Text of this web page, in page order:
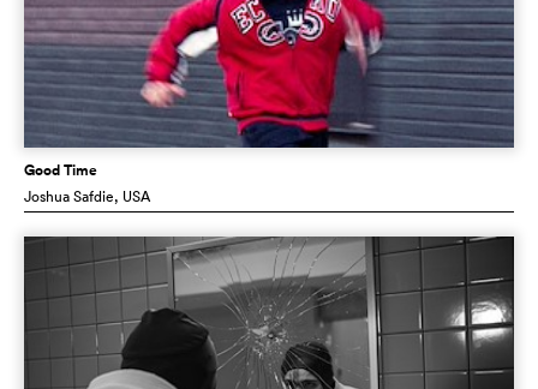
Good Time
Joshua Safdie, USA